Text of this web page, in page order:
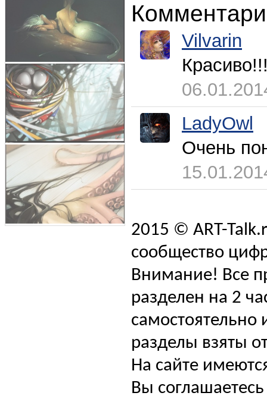
Vilvarin
LadyOwl
Очень
2015 © ART-
сообщество
Внимание! Все
разделен на 2
самостоятельно
разделы взяты
На сайте
Вы